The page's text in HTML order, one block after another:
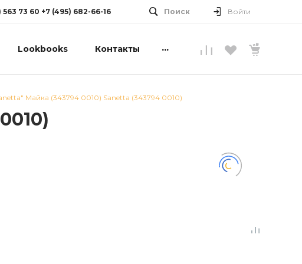
563 73 60 +7 (495) 682-66-16 Поиск Войти
Lookbooks Контакты ...
Майка (343794 0010) Sanetta (343794 0010)